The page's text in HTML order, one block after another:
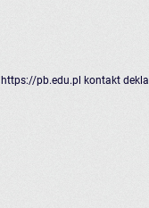
https://pb.edu.pl kontakt